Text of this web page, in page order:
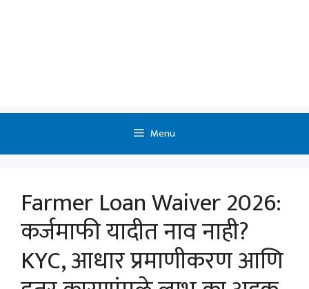
Menu
Farmer Loan Waiver 2026:
कर्जमाफी यादीत नाव नाही?
KYC, आधार प्रमाणीकरण आणि